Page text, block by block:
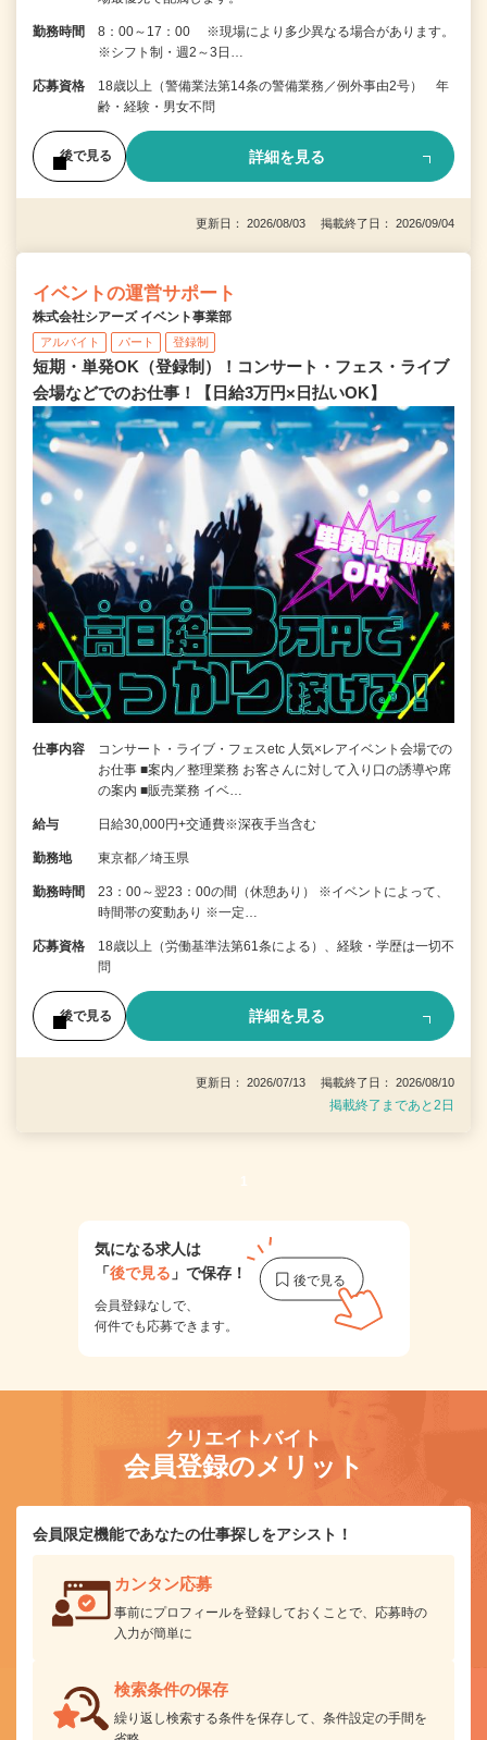
勤務時間
8：00～17：00 ※現場により多少異なる場合があります。
※シフト制・週2～3日…
応募資格
18歳以上（警備業法第14条の警備業務／例外事由2号） 年
齢・経験・男女不問
後で見る 詳細を見る
更新日： 2026/08/03 掲載終了日： 2026/09/04
イベントの運営サポート
株式会社シアーズ イベント事業部
アルバイト パート 登録制
短期・単発OK（登録制）！コンサート・フェス・ライブ
会場などでのお仕事！【日給3万円×日払いOK】
仕事内容
コンサート・ライブ・フェスetc 人気×レアイベント会場での
お仕事 ■案内／整理業務 お客さんに対して入り口の誘導や席
の案内 ■販売業務 イベ…
給与 日給30,000円+交通費※深夜手当含む
勤務地 東京都／埼玉県
勤務時間
23：00～翌23：00の間（休憩あり） ※イベントによって、
時間帯の変動あり ※一定…
応募資格
18歳以上（労働基準法第61条による）、経験・学歴は一切不
問
後で見る 詳細を見る
更新日： 2026/07/13 掲載終了日： 2026/08/10
掲載終了まであと2日
1
気になる求人は
「後で見る 」で保存！
会員登録なしで、
何件でも応募できます。
クリエイトバイト
会員登録のメリット
会員限定機能であなたの仕事探しをアシスト！
カンタン応募
事前にプロフィールを登録しておくことで、応募時の
入力が簡単に
検索条件の保存
繰り返し検索する条件を保存して、条件設定の手間を